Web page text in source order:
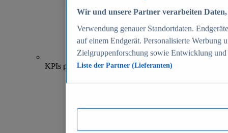
70+
KPIs pro Shop
Wir und unsere Partner verarbeiten
Verwendung genauer Standortdaten.
auf einem Endgerät. Personalisierte Werbung
Zielgruppenforschung sowie Entwicklung
Liste der Partner (Lieferanten)